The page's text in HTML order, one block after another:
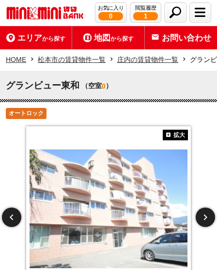
お気に入り
0
閲覧履歴
1
エリアから探す 地図から探す お問い合わせ
HOME 松本市の賃貸物件一覧 庄内の賃貸物件一覧 グラン
グランビュー東和 （空室0）
オートロック
拡大